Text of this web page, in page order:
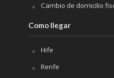
Cambio de domicilio
Como llegar
Hife
Renfe